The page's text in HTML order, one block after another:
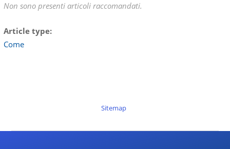
Non sono presenti articoli raccomandati.
Article type
Come
Sitemap